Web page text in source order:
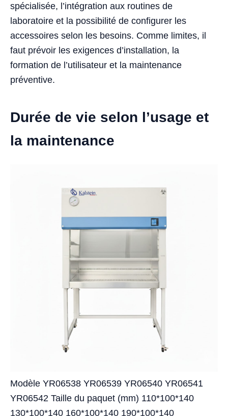
spécialisée, l’intégration aux routines de
laboratoire et la possibilité de configurer les
accessoires selon les besoins. Comme limites, il
faut prévoir les exigences d’installation, la
formation de l’utilisateur et la maintenance
préventive.
Durée de vie selon l’usage et
la maintenance
Modèle YR06538 YR06539 YR06540 YR06541
YR06542 Taille du paquet (mm) 110*100*140
130*100*140 160*100*140 190*100*140